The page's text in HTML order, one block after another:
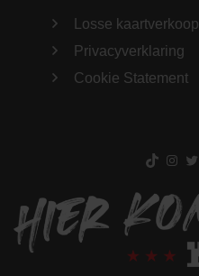
Losse kaartverkoop
Privacyverklaring
Cookie Statement